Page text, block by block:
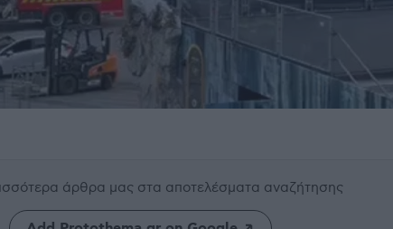
άρθρα μας στα αποτελέσματα αναζήτησης